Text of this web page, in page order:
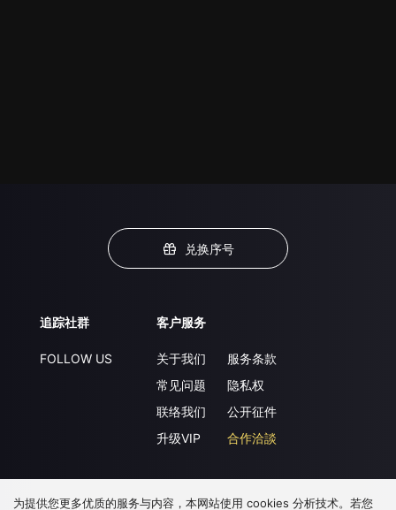
兑换序号
追踪社群
FOLLOW US
客户服务
关于我们
常见问题
联络我们
升级VIP
服务条款
隐私权
公开征件
合作洽談
下载 APP
为提供您更多优质的服务与内容，本网站使用 cookies 分析技术。若您